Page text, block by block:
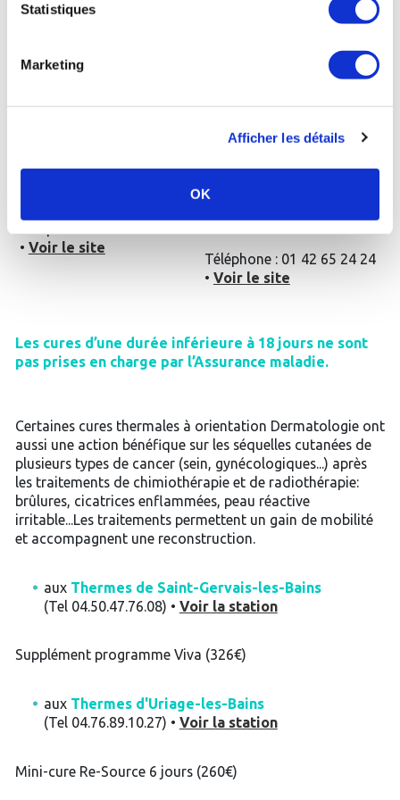
Statistiques
Marketing
Afficher les détails
OK
•Voir le site
Rhumatologie
• Voir le site
La cure thermale
Rhumatologie + le module
spécifique post-cancer
Téléphone : 01 42 65 24 24
• Voir le site
Les cures d’une durée inférieure à 18 jours ne sont
pas prises en charge par l’Assurance maladie.
Certaines cures thermales à orientation Dermatologie ont
aussi une action bénéfique sur les séquelles cutanées de
plusieurs types de cancer (sein, gynécologiques...) après
les traitements de chimiothérapie et de radiothérapie:
brûlures, cicatrices enflammées, peau réactive
irritable...Les traitements permettent un gain de mobilité
et accompagnent une reconstruction.
aux Thermes de Saint-Gervais-les-Bains
(Tel 04.50.47.76.08) • Voir la station
Supplément programme Viva (326€)
aux Thermes d'Uriage-les-Bains
(Tel 04.76.89.10.27) • Voir la station
Mini-cure Re-Source 6 jours (260€)